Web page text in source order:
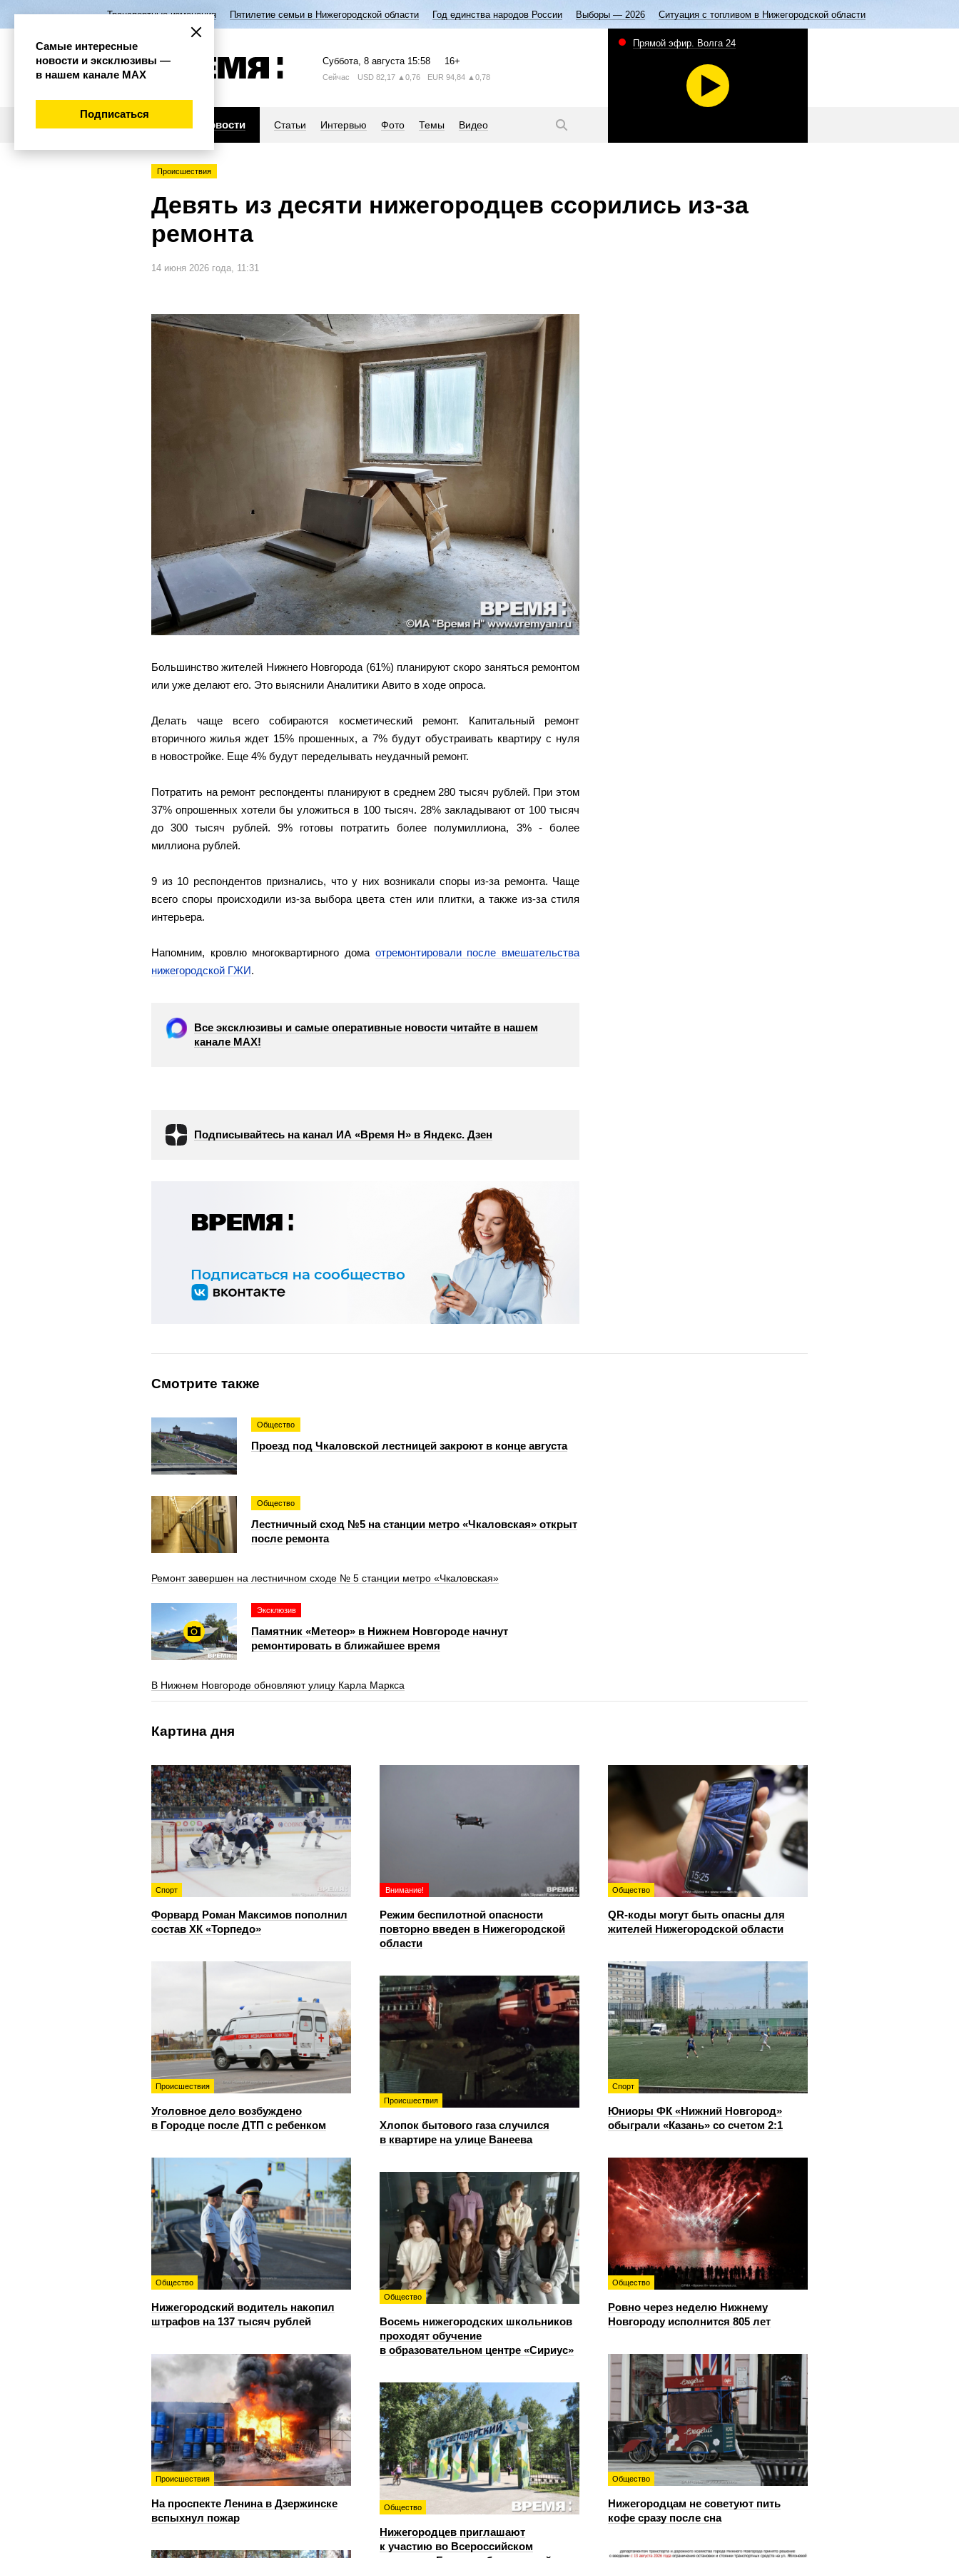
Транспортные изменения Пятилетие семьи в Нижегородской области Год единства народов России Выборы — 2026 Ситуация с топливом в Нижегородской области
Суббота, 8 августа 15:58 16+
Сейчас USD 82,17 ▲0,76 EUR 94,84 ▲0,78
Новости Статьи Интервью Фото Темы Видео
Прямой эфир. Волга 24
Происшествия
Девять из десяти нижегородцев ссорились из-за
ремонта
14 июня 2026 года, 11:31
Большинство жителей Нижнего Новгорода (61%) планируют скоро заняться ремонтом
или уже делают его. Это выяснили Аналитики Авито в ходе опроса.
Делать чаще всего собираются косметический ремонт. Капитальный ремонт
вторичного жилья ждет 15% прошенных, а 7% будут обустраивать квартиру с нуля
в новостройке. Еще 4% будут переделывать неудачный ремонт.
Потратить на ремонт респонденты планируют в среднем 280 тысяч рублей. При этом
37% опрошенных хотели бы уложиться в 100 тысяч. 28% закладывают от 100 тысяч
до 300 тысяч рублей. 9% готовы потратить более полумиллиона, 3% - более
миллиона рублей.
9 из 10 респондентов признались, что у них возникали споры из-за ремонта. Чаще
всего споры происходили из-за выбора цвета стен или плитки, а также из-за стиля
интерьера.
Напомним, кровлю многоквартирного дома отремонтировали после вмешательства
нижегородской ГЖИ.
Все эксклюзивы и самые оперативные новости читайте в нашем
канале МАХ!
Подписывайтесь на канал ИА «Время Н» в Яндекс. Дзен
Смотрите также
Общество
Проезд под Чкаловской лестницей закроют в конце августа
Общество
Лестничный сход №5 на станции метро «Чкаловская» открыт
после ремонта
Ремонт завершен на лестничном сходе № 5 станции метро «Чкаловская»
Эксклюзив
Памятник «Метеор» в Нижнем Новгороде начнут
ремонтировать в ближайшее время
В Нижнем Новгороде обновляют улицу Карла Маркса
Картина дня
Спорт
Форвард Роман Максимов пополнил
состав ХК «Торпедо»
Внимание!
Режим беспилотной опасности
повторно введен в Нижегородской
области
Общество
QR-коды могут быть опасны для
жителей Нижегородской области
Происшествия
Уголовное дело возбуждено
в Городце после ДТП с ребенком
Спорт
Юниоры ФК «Нижний Новгород»
обыграли «Казань» со счетом 2:1
Происшествия
Хлопок бытового газа случился
в квартире на улице Ванеева
Общество
Нижегородский водитель накопил
штрафов на 137 тысяч рублей
Общество
Ровно через неделю Нижнему
Новгороду исполнится 805 лет
Общество
Восемь нижегородских школьников
проходят обучение
в образовательном центре «Сириус»
Происшествия
На проспекте Ленина в Дзержинске
вспыхнул пожар
Общество
Нижегородцам не советуют пить
кофе сразу после сна
Общество
Нижегородцев приглашают
к участию во Всероссийском
Самые интересные
новости и эксклюзивы —
в нашем канале МАХ
Подписаться